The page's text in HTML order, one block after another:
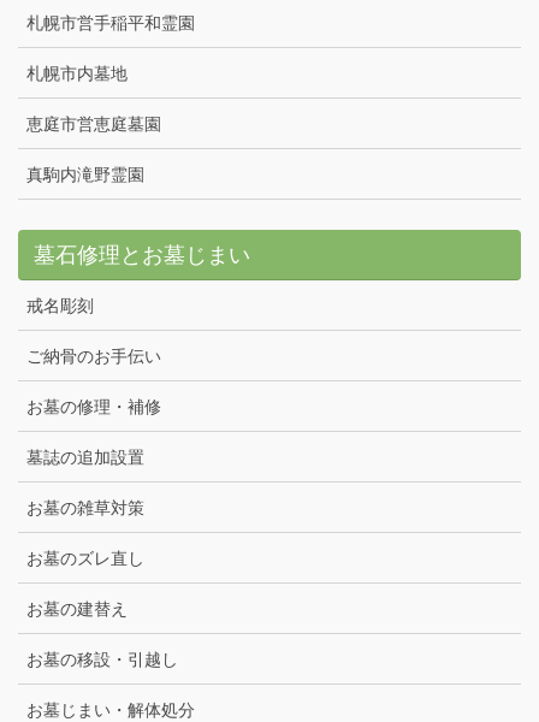
札幌市営手稲平和霊園
札幌市内墓地
恵庭市営恵庭墓園
真駒内滝野霊園
墓石修理とお墓じまい
戒名彫刻
ご納骨のお手伝い
お墓の修理・補修
墓誌の追加設置
お墓の雑草対策
お墓のズレ直し
お墓の建替え
お墓の移設・引越し
お墓じまい・解体処分